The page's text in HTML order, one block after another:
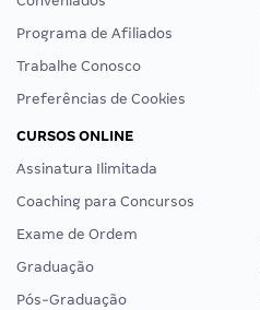
Programa de Afiliados
Trabalhe Conosco
Preferências de Cookies
CURSOS ONLINE
Assinatura Ilimitada
Coaching para Concursos
Exame de Ordem
Graduação
Pós-Graduação